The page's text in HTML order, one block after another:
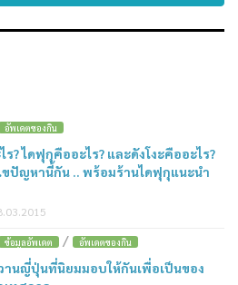
อัพเดตของกิน
ร? ไดฟุกุคืออะไร? และดังโงะคืออะไร?
ขปัญหานี้กัน .. พร้อมร้านไดฟุกุแนะนำ
ข้อมูลอัพเดต / อัพเดตของกิน
านญี่ปุ่นที่นิยมมอบให้กันเพื่อเป็นของ